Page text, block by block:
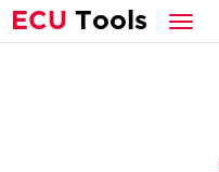
ECU Tools